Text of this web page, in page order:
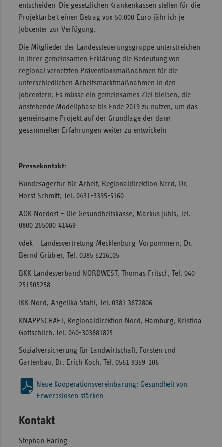
entscheiden. Die gesetzlichen Krankenkassen stellen für die
Projektarbeit einen Betrag von 50.000 Euro jährlich je
Jobcenter zur Verfügung.
Die Mitglieder der Landessteuerungsgruppe unterstreichen
in ihrer gemeinsamen Erklärung die Bedeutung von
regional vernetzten Präventionsmaßnahmen für die
unterschiedlichen Arbeitsmarktmaßnahmen in den
Jobcentern. Es müsse ein gemeinsames Ziel bleiben, die
anstehende Modellphase bis Ende 2019 zu nutzen, um das
gemeinsame Projekt auf der Grundlage der dann
gesammelten Erfahrungen weiter zu entwickeln.
Pressekontakt:
Bundesagentur für Arbeit, Regionaldirektion Nord, Dr.
Horst Schmitt, Tel. 0431-3395-5160
AOK Nordost – Die Gesundheitskasse, Markus Juhls, Tel.
0800 265080-41469
vdek – Landesvertretung Mecklenburg-Vorpommern, Dr.
Bernd Grübler, Tel. 0385 5216105
BKK-Landesverband NORDWEST, Thomas Fritsch, Tel. 040
251505258
IKK Nord, Angelika Stahl, Tel. 0381 3672806
KNAPPSCHAFT, Regionaldirektion Nord, Hamburg, Kristina
Gottschlich, Tel. 040-303881825
Sozialversicherung für Landwirtschaft, Forsten und
Gartenbau, Dr. Erich Koch, Tel. 0561 9359-106
Neue Kooperationsvereinbarung: Gesundheit von
Erwerbslosen stärken
Kontakt
Stephan Haring